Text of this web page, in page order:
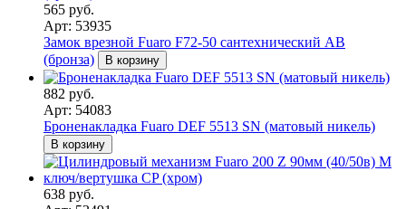
565 руб.
Арт: 53935
Замок врезной Fuaro F72-50 сантехнический AB
(бронза)
В корзину
882 руб.
Арт: 54083
Броненакладка Fuaro DEF 5513 SN (матовый никель)
В корзину
638 руб.